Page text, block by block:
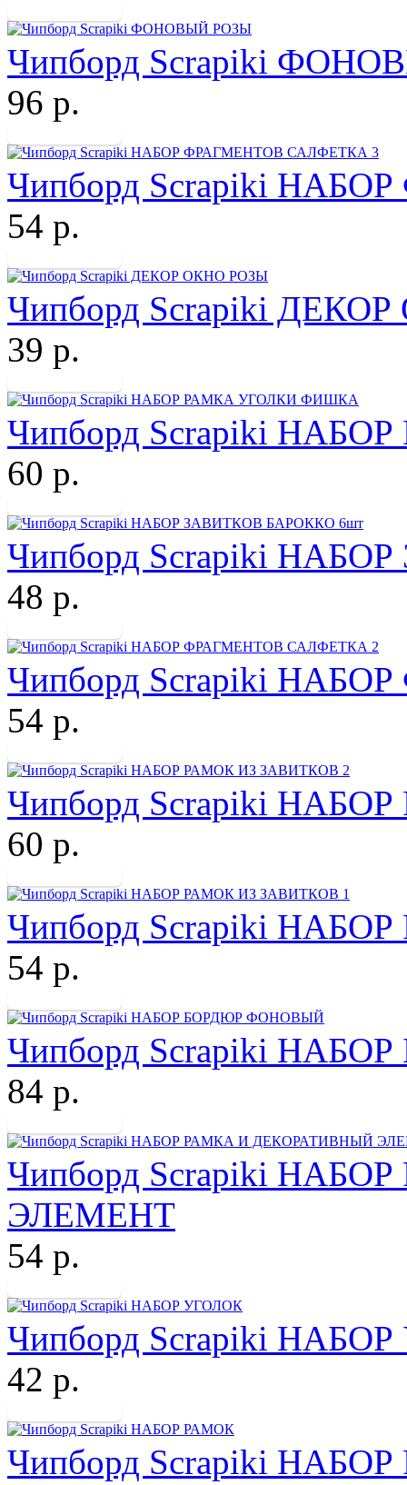
Чипборд Scrapiki
96 р.
Чипборд Scrapiki
54 р.
Чипборд Scrapiki
39 р.
Чипборд Scrapiki
60 р.
Чипборд Scrapiki
48 р.
Чипборд Scrapiki
54 р.
Чипборд Scrapiki
60 р.
Чипборд Scrapiki
54 р.
Чипборд Scrapiki
84 р.
Чипборд Scrapiki
ЭЛЕМЕНТ
54 р.
Чипборд Scrapiki
42 р.
Чипборд Scrapiki